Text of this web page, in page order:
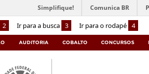
2 Ir para a busca 3 Ir para o rodapé 4
Simplifique! Comunica BR
AUDITORIA COBALTO CONCURSOS